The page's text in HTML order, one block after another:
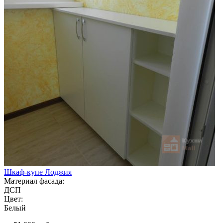
Шкаф-купе Лоджия
Материал фасада:
ДСП
Цвет:
Белый